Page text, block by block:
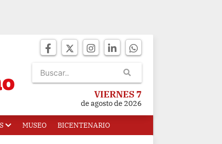
VIERNES 7
de agosto de 2026
MUSEO BICENTENARIO